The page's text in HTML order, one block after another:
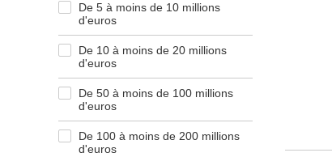
De 5 à moins de 10 millions
d'euros
De 10 à moins de 20 millions
d'euros
De 50 à moins de 100 millions
d'euros
De 100 à moins de 200 millions
d'euros